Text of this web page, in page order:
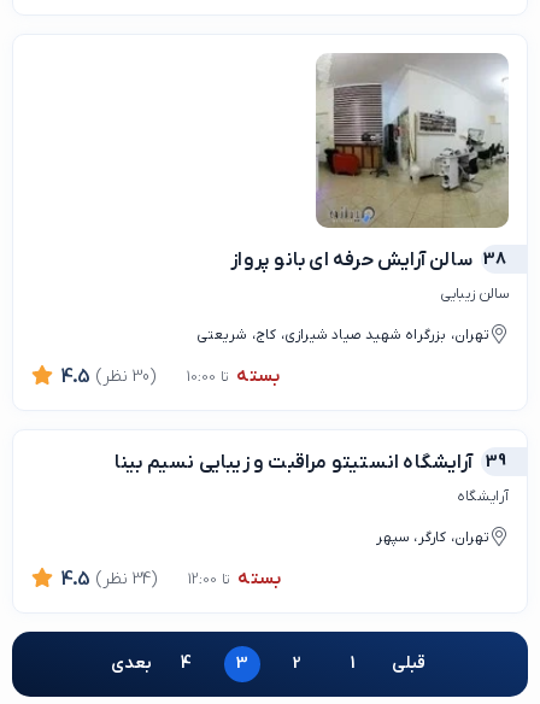
38 سالن آرایش حرفه ای بانو پرواز
سالن زیبایی
تهران، بزرگراه شهید صیاد شیرازی، کاج، شریعتی
بسته تا 10:00 4.5 (30 نظر)
39 آرایشگاه انستیتو مراقبت و زیبایی نسیم بینا
آرایشگاه
تهران، کارگر، سپهر
بسته تا 12:00 4.5 (34 نظر)
قبلی 1
2
3
4 بعدی